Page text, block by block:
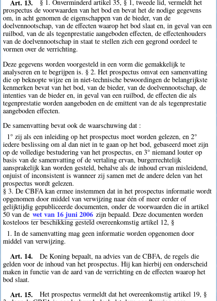
Art. 13.
§ 1. Onverminderd artikel 35, § 1, tweede lid, vermeldt het
prospectus de voorwaarden van het bod en bevat het de nodige gegevens
om, in acht genomen de eigenschappen van de bieder, van de
doelvennootschap, van de effecten waarop het bod slaat en, in geval van een
ruilbod, van de als tegenprestatie aangeboden effecten, de effectenhouders
van de doelvennootschap in staat te stellen zich een gegrond oordeel te
vormen over de verrichting.
Deze gegevens worden voorgesteld in een vorm die gemakkelijk te
analyseren en te begrijpen is. § 2. Het prospectus omvat een samenvatting
die op beknopte wijze en in niet-technische bewoordingen de belangrijkste
kenmerken bevat van het bod, van de bieder, van de doelvennootschap, de
intenties van de bieder en, in geval van een ruilbod, de effecten die als
tegenprestatie worden aangeboden en de emittent van de als tegenprestatie
aangeboden effecten.
De samenvatting bevat ook de waarschuwing dat :
1° zij als een inleiding op het prospectus moet worden gelezen, en 2°
iedere beslissing om al dan niet in te gaan op het bod, gebaseerd moet zijn
op de volledige bestudering van het prospectus, en 3° niemand louter op
basis van de samenvatting of de vertaling ervan, burgerrechtelijk
aansprakelijk kan worden gesteld, behalve als de inhoud ervan misleidend,
onjuist of inconsistent is wanneer zij samen met de andere delen van het
prospectus wordt gelezen.
§ 3. De CBFA kan ermee instemmen dat in het prospectus informatie wordt
opgenomen door middel van verwijzing naar één of meer eerder of
gelijktijdig gepubliceerde documenten, onder de voorwaarden die in artikel
50 van de wet van 16 juni 2006 zijn bepaald. Deze documenten worden
kosteloos ter beschikking gesteld overeenkomstig artikel 12, §
1. In de samenvatting mag geen informatie worden opgenomen door
middel van verwijzing.
Art. 14.
De Koning bepaalt, na advies van de CBFA, de regels die
gelden voor de inhoud van het prospectus. Hij kan hierbij een onderscheid
maken in functie van de aard van de verrichting en de effecten waarop het
bod slaat.
Art. 15.
Het prospectus vermeldt dat het overeenkomstig artikel 19, §